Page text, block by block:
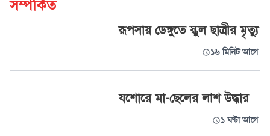
সম্পর্কিত
রূপসায় ডেঙ্গুতে স্কুল ছাত্রীর মৃত্যু
১৬ মিনিট আগে
যশোরে মা-ছেলের লাশ উদ্ধার
১ ঘণ্টা আগে